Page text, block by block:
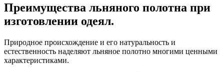
Преимущества льняного полотна при
изготовлении одеял.
Природное происхождение и его натуральность и
естественность наделяют льняное полотно многими ценными
характеристиками.